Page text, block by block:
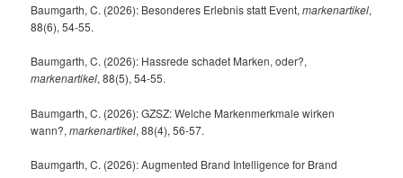
Baumgarth, C. (2026): Besonderes Erlebnis statt Event,markenartikel,
88(6), 54-55.
Baumgarth, C. (2026): Hassrede schadet Marken, oder?,
markenartikel, 88(5), 54-55.
Baumgarth, C. (2026): GZSZ: Welche Markenmerkmale wirken
wann?,markenartikel, 88(4), 56-57.
Baumgarth, C. (2026): Augmented Brand Intelligence for Brand